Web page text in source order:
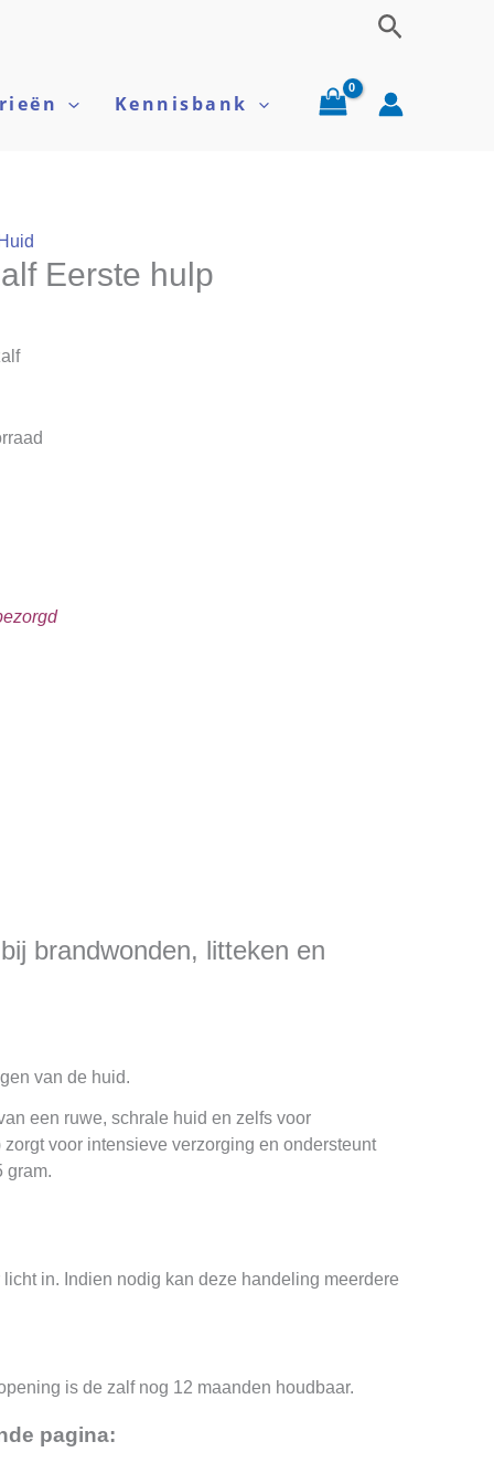
Zoeken
Kennisbank
Huid
Eerste hulp
brandwonden, litteken en
van de huid.
een ruwe, schrale huid en zelfs voor
voor intensieve verzorging en ondersteunt
gram.
in. Indien nodig kan deze handeling meerdere
is de zalf nog 12 maanden houdbaar.
pagina: